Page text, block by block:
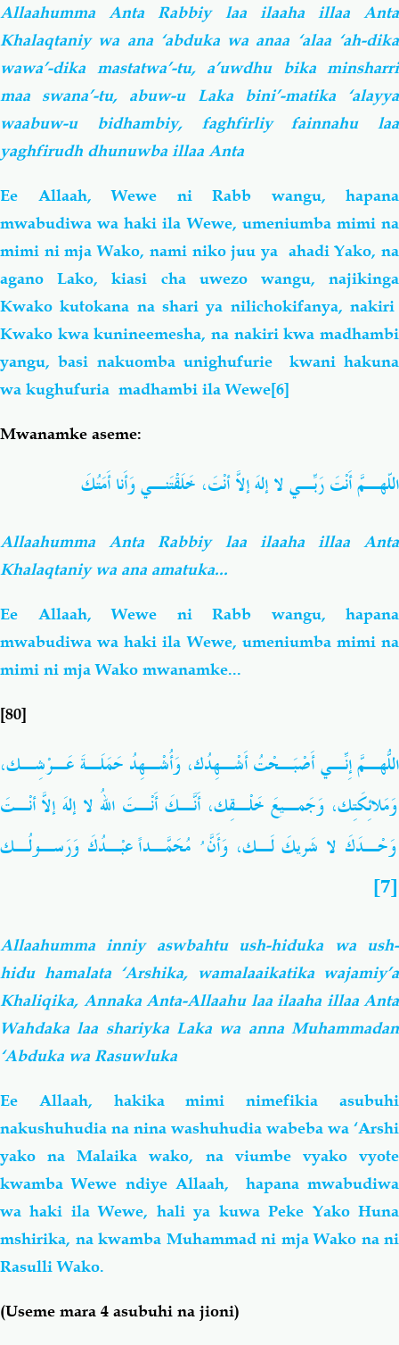
Allaahumma Anta Rabbiy laa ilaaha illaa Anta
Khalaqtaniy wa ana ‘abduka wa anaa ‘alaa ‘ah-dika
wawa’-dika mastatwa’-tu, a’uwdhu bika minsharri
maa swana’-tu, abuw-u Laka bini’-matika ‘alayya
waabuw-u bidhambiy, faghfirliy fainnahu laa
yaghfirudh dhunuwba illaa Anta
Ee Allaah, Wewe ni Rabb wangu, hapana
mwabudiwa wa haki ila Wewe, umeniumba mimi na
mimi ni mja Wako, nami niko juu ya ahadi Yako, na
agano Lako, kiasi cha uwezo wangu, najikinga
Kwako kutokana na shari ya nilichokifanya, nakiri
Kwako kwa kunineemesha, na nakiri kwa madhambi
yangu, basi nakuomba unighufurie kwani hakuna
wa kughufuria madhambi ila Wewe[6]
Mwanamke aseme:
اللّهـمَّ أَنْتَ رَبِّـي لا إلهَ إلاّ أَنْتَ، خَلَقْتَنـي وَأَنا أَمَتُكَ
Allaahumma Anta Rabbiy laa ilaaha illaa Anta
Khalaqtaniy wa ana amatuka...
Ee Allaah, Wewe ni Rabb wangu, hapana
mwabudiwa wa haki ila Wewe, umeniumba mimi na
mimi ni mja Wako mwanamke...
[80]
اللّهُـمَّ إِنِّـي أَصْبَـحْتُ أَشْـهِدُك، وَأُشْـهِدُ حَمَلَـةَ عَـرْشِـك،
وَمَلائِكَتِك، وَجَمـيعَ خَلْـقِك، أَنَّـكَ أَنْـتَ اللهُ لا إلهَ إلاّ أَنْـتَ
وَحْـدَكَ لا شَريكَ لَـك، وَأَنَّ ُ مُحَمّـداً عَبْـدُكَ وَرَسـولُـك
[7]
Allaahumma inniy aswbahtu ush-hiduka wa ush-
hidu hamalata ‘Arshika, wamalaaikatika wajamiy’a
Khaliqika, Annaka Anta-Allaahu laa ilaaha illaa Anta
Wahdaka laa shariyka Laka wa anna Muhammadan
‘Abduka wa Rasuwluka
Ee Allaah, hakika mimi nimefikia asubuhi
nakushuhudia na nina washuhudia wabeba wa ‘Arshi
yako na Malaika wako, na viumbe vyako vyote
kwamba Wewe ndiye Allaah, hapana mwabudiwa
wa haki ila Wewe, hali ya kuwa Peke Yako Huna
mshirika, na kwamba Muhammad ni mja Wako na ni
Rasulli Wako.
(Useme mara 4 asubuhi na jioni)